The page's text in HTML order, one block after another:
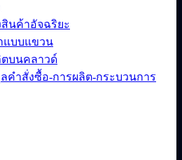
สินค้าอัจฉริยะ
แบบแขวน
ตบนคลาวด์
คำสั่งซื้อ-การผลิต-กระบวนการ